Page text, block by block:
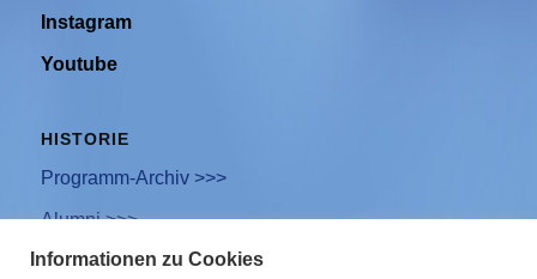
Instagram
Youtube
HISTORIE
Programm-Archiv >>>
Alumni >>>
Informationen zu Cookies